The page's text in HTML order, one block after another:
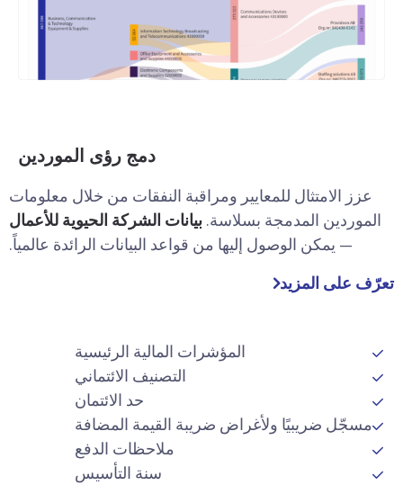
دمج رؤى الموردين
عزز الامتثال للمعايير ومراقبة النفقات من خلال معلومات
الموردين المدمجة بسلاسة.بيانات الشركة الحيوية للأعمال
— يمكن الوصول إليها من قواعد البيانات الرائدة عالمياً.
تعرّف على المزيد
المؤشرات المالية الرئيسية
التصنيف الائتماني
حد الائتمان
مسجّل ضريبيًا ولأغراض ضريبة القيمة المضافة
ملاحظات الدفع
سنة التأسيس